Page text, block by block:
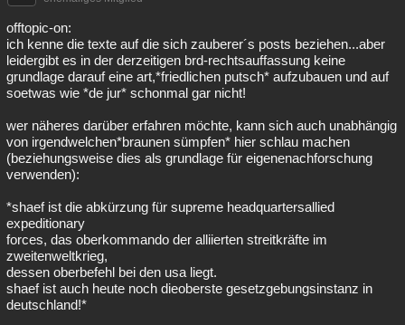
offtopic-on:
ich kenne die texte auf die sich zauberer´s posts beziehen...aber
leidergibt es in der derzeitigen brd-rechtsauffassung keine
grundlage darauf eine art,*friedlichen putsch* aufzubauen und auf
soetwas wie *de jur* schonmal gar nicht!
wer näheres darüber erfahren möchte, kann sich auch unabhängig
von irgendwelchen*braunen sümpfen* hier schlau machen
(beziehungsweise dies als grundlage für eigenenachforschung
verwenden):
*shaef ist die abkürzung für supreme headquartersallied
expeditionary
forces, das oberkommando der alliierten streitkräfte im
zweitenweltkrieg,
dessen oberbefehl bei den usa liegt.
shaef ist auch heute noch dieoberste gesetzgebungsinstanz in
deutschland!*